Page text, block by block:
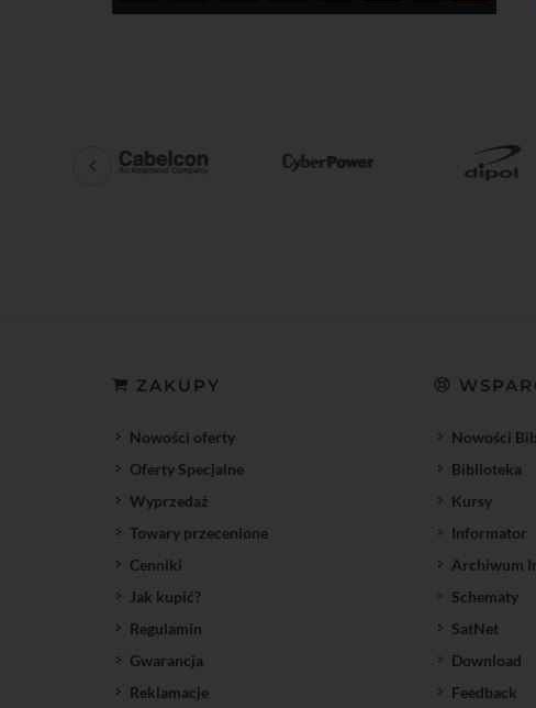
ZAKUPY
Nowości oferty
Oferty Specjalne
Wyprzedaż
Towary przecenione
Cenniki
Jak kupić?
Regulamin
Gwarancja
Reklamacje
Nowości
Biblioteka
Kursy
Informator
Archiwum
Schematy
SatNet
Download
Feedback